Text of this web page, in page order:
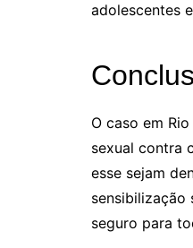
adolescentes
O caso em
sexual contra
esse sejam
sensibilização
seguro para